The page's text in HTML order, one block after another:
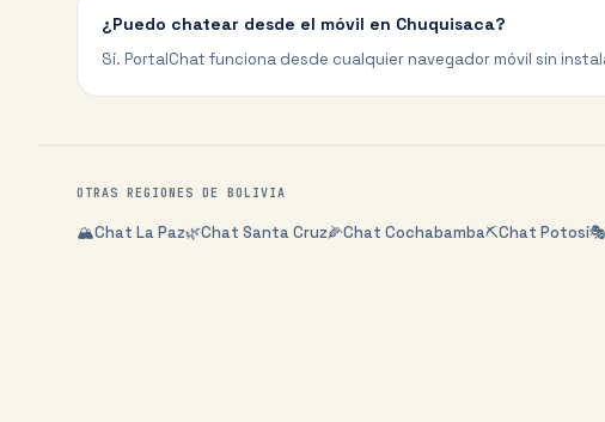
¿Puedo chatear desde el móvil en Chuquisaca?
Sí. PortalChat funciona desde cualquier navegador móvil sin
OTRAS REGIONES DE BOLIVIA
🏔️Chat La Paz🌿Chat Santa Cruz🌽Chat Cochabamba⛏️Chat Potosí🎭